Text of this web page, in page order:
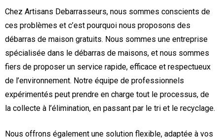
Chez Artisans Debarrasseurs, nous sommes conscients de
ces problèmes et c’est pourquoi nous proposons des
débarras de maison gratuits. Nous sommes une entreprise
spécialisée dans le débarras de maisons, et nous sommes
fiers de proposer un service rapide, efficace et respectueux
de l’environnement. Notre équipe de professionnels
expérimentés peut prendre en charge tout le processus, de
la collecte à l’élimination, en passant par le tri et le recyclage.
Nous offrons également une solution flexible, adaptée à vos